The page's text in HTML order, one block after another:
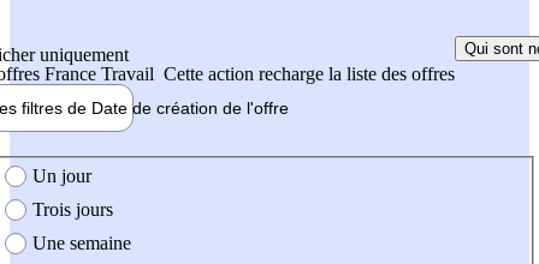
uniquement
France Travail Cette action recharge la liste des offres
Qui sont
filtres de Date de création de l'offre
création de l'offre
Un jour
Trois jours
Une semaine